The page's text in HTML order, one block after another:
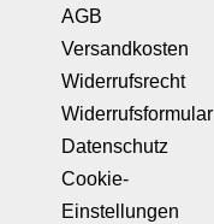
AGB
Versandkosten
Widerrufsrecht
Widerrufsformular
Datenschutz
Cookie-
Einstellungen